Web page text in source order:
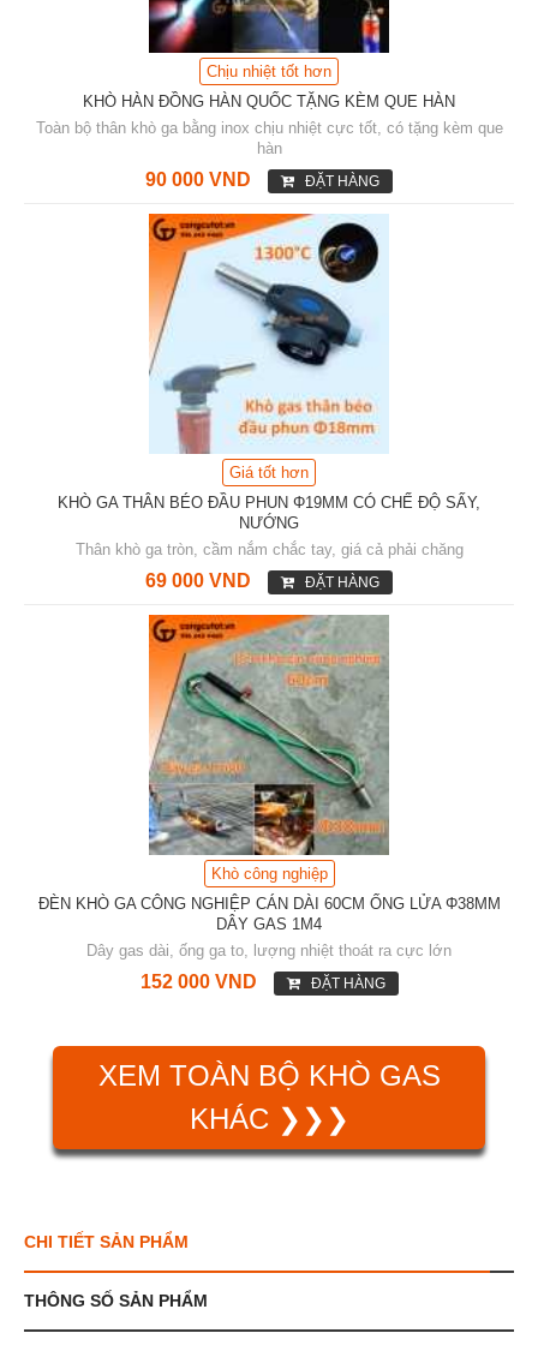
Chịu nhiệt tốt hơn
KHÒ HÀN ĐỒNG HÀN QUỐC TẶNG KÈM QUE HÀN
Toàn bộ thân khò ga bằng inox chịu nhiệt cực tốt, có tặng kèm que
hàn
90 000 VND ĐẶT HÀNG
Giá tốt hơn
KHÒ GA THÂN BÉO ĐẦU PHUN Φ19MM CÓ CHẾ ĐỘ SẤY,
NƯỚNG
Thân khò ga tròn, cầm nắm chắc tay, giá cả phải chăng
69 000 VND ĐẶT HÀNG
Khò công nghiệp
ĐÈN KHÒ GA CÔNG NGHIỆP CÁN DÀI 60CM ỐNG LỬA Φ38MM
DÂY GAS 1M4
Dây gas dài, ống ga to, lượng nhiệt thoát ra cực lớn
152 000 VND ĐẶT HÀNG
XEM TOÀN BỘ KHÒ GAS
KHÁC ❯❯❯
CHI TIẾT SẢN PHẨM
THÔNG SỐ SẢN PHẨM